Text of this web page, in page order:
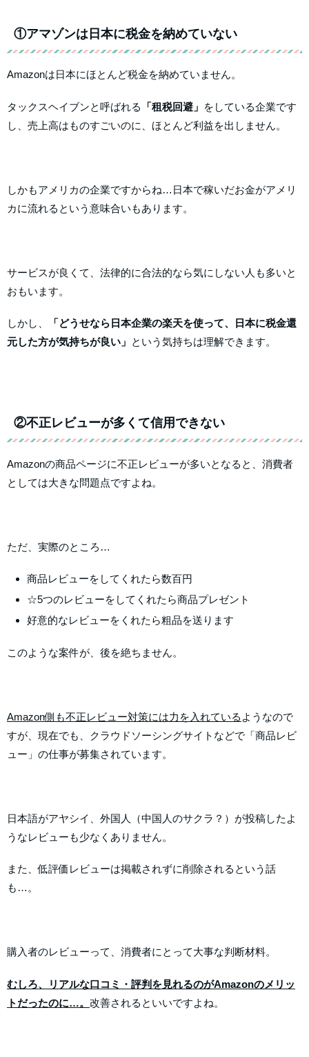
①アマゾンは日本に税金を納めていない
Amazonは日本にほとんど税金を納めていません。
タックスヘイブンと呼ばれる 「租税回避」 をしている企業です
し、売上高はものすごいのに、ほとんど利益を出しません。
しかもアメリカの企業ですからね…日本で稼いだお金がアメリ
カに流れるという意味合いもあります。
サービスが良くて、法律的に合法的なら気にしない人も多いと
おもいます。
しかし、
「どうせなら日本企業の楽天を使って、日本に税金還
元した方が気持ちが良い」 という気持ちは理解できます。
②不正レビューが多くて信用できない
Amazonの商品ページに不正レビューが多いとなると、消費者
としては大きな問題点ですよね。
ただ、実際のところ…
商品レビューをしてくれたら数百円
☆5つのレビューをしてくれたら商品プレゼント
好意的なレビューをくれたら粗品を送ります
このような案件が、後を絶ちません。
Amazon側も不正レビュー対策には力を入れている ようなので
すが、現在でも、クラウドソーシングサイトなどで「商品レビ
ュー」の仕事が募集されています。
日本語がアヤシイ、外国人（中国人のサクラ？）が投稿したよ
うなレビューも少なくありません。
また、低評価レビューは掲載されずに削除されるという話
も…。
購入者のレビューって、消費者にとって大事な判断材料。
むしろ、リアルな口コミ・評判を見れるのがAmazonのメリッ
トだったのに…。 改善されるといいですよね。